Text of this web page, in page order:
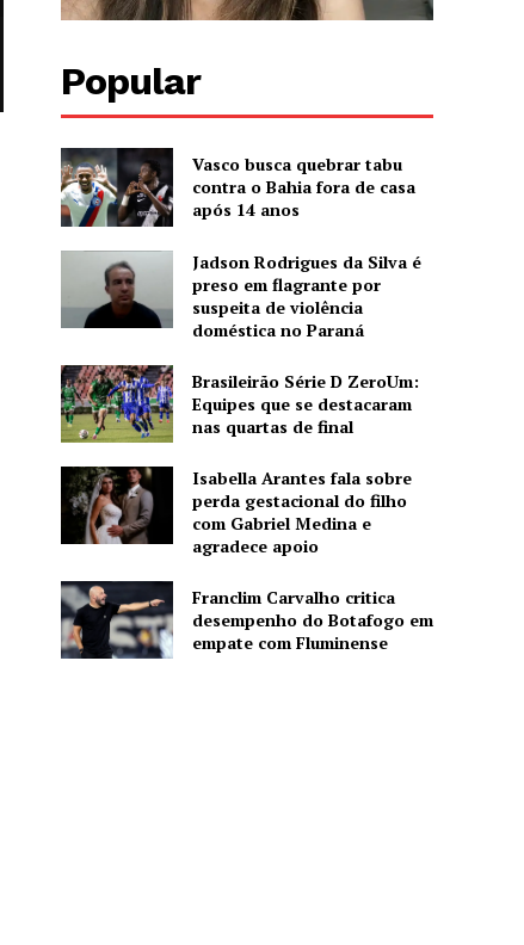
Popular
Vasco busca quebrar tabu
contra o Bahia fora de casa
após 14 anos
Jadson Rodrigues da Silva é
preso em flagrante por
suspeita de violência
doméstica no Paraná
Brasileirão Série D ZeroUm:
Equipes que se destacaram
nas quartas de final
Isabella Arantes fala sobre
perda gestacional do filho
com Gabriel Medina e
agradece apoio
Franclim Carvalho critica
desempenho do Botafogo em
empate com Fluminense